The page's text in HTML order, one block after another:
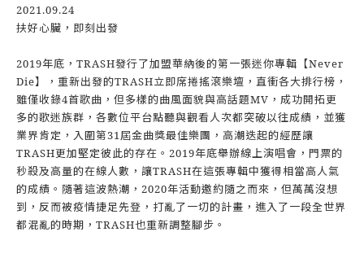
2021.09.24
扶好心臟，即刻出發
2019年底，TRASH發行了加盟華納後的第一張迷你專輯【Never
Die】，重新出發的TRASH立即席捲搖滾樂壇，直衝各大排行榜，
雖僅收錄4首歌曲，但多樣的曲風面貌與高話題MV，成功開拓更
多的歌迷族群，各數位平台點聽與觀看人次都突破以往成績，並獲
業界肯定，入圍第31屆金曲獎最佳樂團，高潮迭起的經歷讓
TRASH更加堅定彼此的存在。2019年底舉辦線上演唱會，門票的
秒殺及高量的在線人數，讓TRASH在這張專輯中獲得相當高人氣
的成績。隨著這波熱潮，2020年活動邀約隨之而來，但萬萬沒想
到，反而被疫情捷足先登，打亂了一切的計畫，進入了一段全世界
都混亂的時期，TRASH也重新調整腳步。